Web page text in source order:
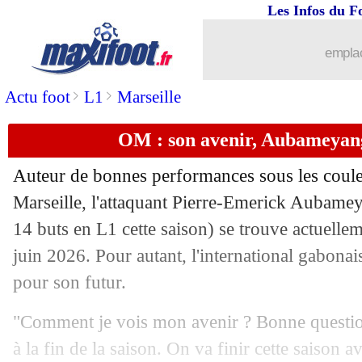
Actu foot> L1 > Marseille
Les Infos du
OM : son avenir,
Auteur de bonnes performances sous les
Marseille, l'attaquant Pierre-Emerick
14 buts en L1 cette saison) se trouve
juin 2026. Pour autant, l'international
pour son futur.
"Comment je vois mon avenir ? Bonne
à la fin de la saison. On va finir cette saison
Arsenal : porte ouverte pour Gabriel
02/05 Dortmund: pas d'enflammade pour
02/05 OM: comme le BvB face au PSG
02/05 Leverkusen: Xabi Alonso maintient
02/05 Dortmund : Sancho savoure son
02/05 PSG: Mendes découpé par Laurent
Brighton : un nom pour l'après-De